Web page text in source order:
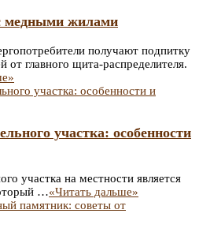
медными жилами
получают подпитку
от главного щита-распределителя.
участка: особенности
участка на местности является
…«Читать дальше»